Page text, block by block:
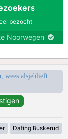
bezocht
Noorwegen
wees alsjeblieft
Dating Buskerud